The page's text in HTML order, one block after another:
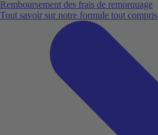
Remboursement des frais de remorquage
Tout savoir sur notre formule tout compris